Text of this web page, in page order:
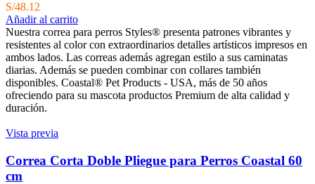
S/48.12
Añadir al carrito
Nuestra correa para perros Styles® presenta patrones vibrantes y
resistentes al color con extraordinarios detalles artísticos impresos en
ambos lados. Las correas además agregan estilo a sus caminatas
diarias. Además se pueden combinar con collares también
disponibles. Coastal® Pet Products - USA, más de 50 años
ofreciendo para su mascota productos Premium de alta calidad y
duración.
Vista previa
Correa Corta Doble Pliegue para Perros Coastal 60
cm